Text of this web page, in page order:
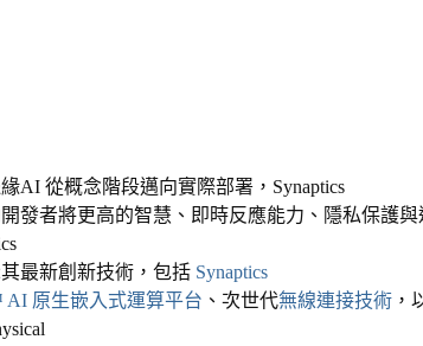
AI 從概念階段邁向實際部署， Synaptics
發者將更高的智慧、即時反應能力、隱私保護與
最新創新技術，包括 Synaptics
AI 原生嵌入式運算平台 、次世代無線連接技術 ，